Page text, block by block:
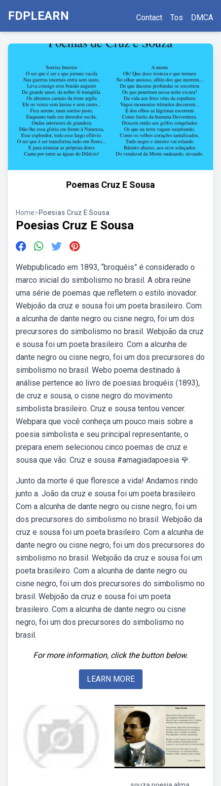
FDPLEARN Contact Tos DMCA
Poemas Cruz E Sousa
Home>Poesias Cruz E Sousa
Poesias Cruz E Sousa
Webpublicado em 1893, “broquéis” é considerado o
marco inicial do simbolismo no brasil. A obra reúne
uma série de poemas que refletem o estilo inovador.
Webjoão da cruz e sousa foi um poeta brasileiro. Com
a alcunha de dante negro ou cisne negro, foi um dos
precursores do simbolismo no brasil. Webjoão da cruz
e sousa foi um poeta brasileiro. Com a alcunha de
dante negro ou cisne negro, foi um dos precursores do
simbolismo no brasil. Webo poema destinado à
análise pertence ao livro de poesias broquéis (1893),
de cruz e sousa, o cisne negro do movimento
simbolista brasileiro. Cruz e sousa tentou vencer.
Webpara que você conheça um pouco mais sobre a
poesia simbolista e seu principal representante, o
prepara enem selecionou cinco poemas de cruz e
sousa que vão. Cruz e sousa #amagiadapoesia 🌹.
Junto da morte é que floresce a vida! Andamos rindo
junto a. João da cruz e sousa foi um poeta brasileiro.
Com a alcunha de dante negro ou cisne negro, foi um
dos precursores do simbolismo no brasil. Webjoão da
cruz e sousa foi um poeta brasileiro. Com a alcunha de
dante negro ou cisne negro, foi um dos precursores do
simbolismo no brasil. Webjoão da cruz e sousa foi um
poeta brasileiro. Com a alcunha de dante negro ou
cisne negro, foi um dos precursores do simbolismo no
brasil. Webjoão da cruz e sousa foi um poeta
brasileiro. Com a alcunha de dante negro ou cisne
negro, foi um dos precursores do simbolismo no
brasil.
For more information, click the button below.
LEARN MORE